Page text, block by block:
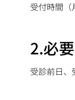
受付時間
2.必
受診前日、